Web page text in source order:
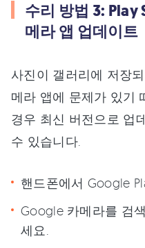
수리 방법 3:
메라 앱 업데이트
사진이 갤러리에 저장
메라 앱에 문제가 있기
경우 최신 버전으로 업
수 있습니다.
핸드폰에서 Google
Google 카메라를 검
세요.